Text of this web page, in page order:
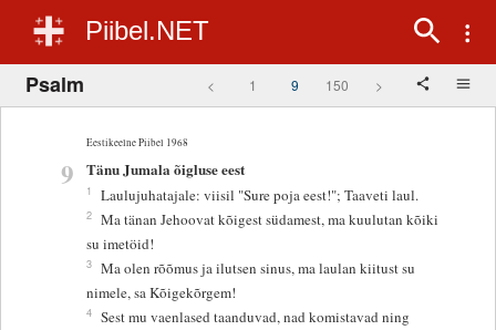
Piibel.NET
Psalm < 1 9 150 >
Eestikeelne Piibel 1968
9 Tänu Jumala õigluse eest
1 Laulujuhatajale: viisil "Sure poja eest!"; Taaveti laul.
2 Ma tänan Jehoovat kõigest südamest, ma kuulutan kõiki
su imetöid!
3 Ma olen rõõmus ja ilutsen sinus, ma laulan kiitust su
nimele, sa Kõigekõrgem!
4 Sest mu vaenlased taanduvad, nad komistavad ning